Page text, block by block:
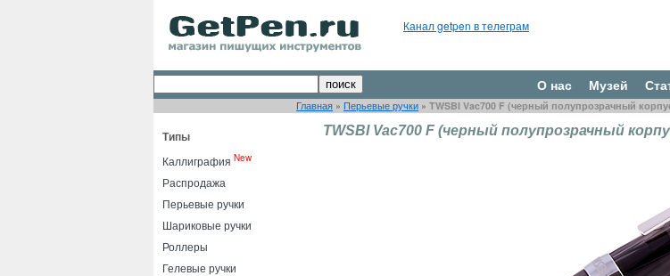
Канал getpen в телеграм
О нас Музей
Главная » Перьевые ручки » TWSBI Vac700 F (черный полупрозрачный
Типы
Каллиграфия New
Распродажа
Перьевые ручки
Шариковые ручки
Роллеры
Гелевые ручки
TWSBI Vac700 F (черный полупрозрачный